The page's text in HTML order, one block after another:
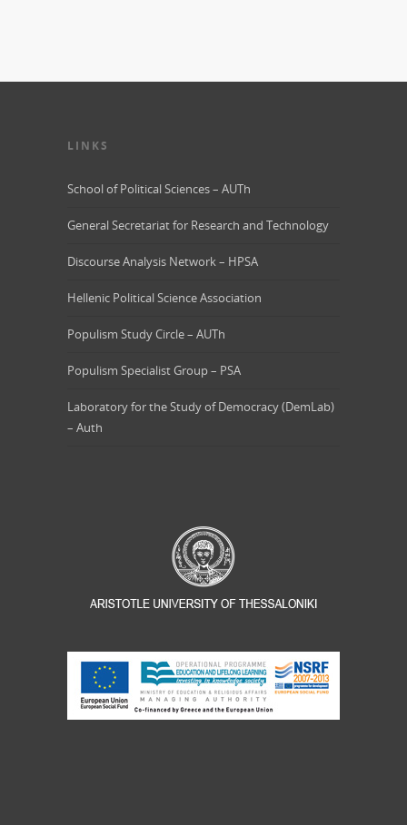
LINKS
School of Political Sciences – AUTh
General Secretariat for Research and Technology
Discourse Analysis Network – HPSA
Hellenic Political Science Association
Populism Study Circle – AUTh
Populism Specialist Group – PSA
Laboratory for the Study of Democracy (DemLab)
– Auth